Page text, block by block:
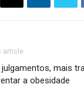
article
mais
a obesidade